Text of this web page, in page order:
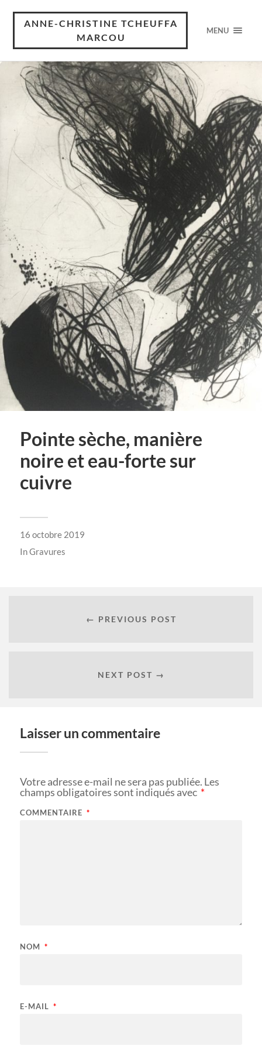
ANNE-CHRISTINE TCHEUFFA
MARCOU
MENU
Pointe sèche, manière
noire et eau-forte sur
cuivre
16 octobre 2019
InGravures
← PREVIOUS POST
NEXT POST →
Laisser un commentaire
Votre adresse e-mail ne sera pas publiée. Les
champs obligatoires sont indiqués avec *
COMMENTAIRE *
NOM *
E-MAIL *